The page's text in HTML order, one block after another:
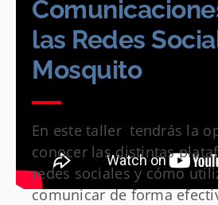
las Redes
Mosquito
En este taller tendrás la
conocer las distintas
redes sociales y cómo
comunicar de forma